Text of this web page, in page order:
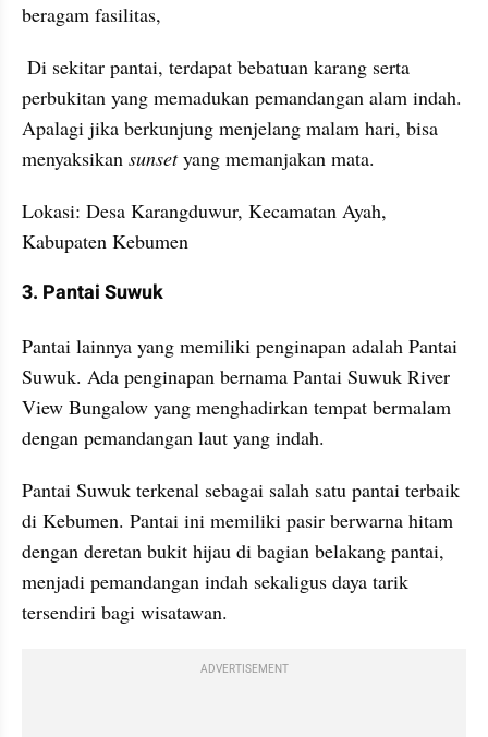
beragam fasilitas,
perbukitan yang memadukan pemandangan alam indah.
Apalagi jika berkunjung menjelang malam hari, bisa
menyaksikan sunset yang memanjakan mata.
Lokasi: Desa Karangduwur, Kecamatan Ayah,
Kabupaten Kebumen
3. Pantai Suwuk
Pantai lainnya yang memiliki penginapan adalah Pantai
Suwuk. Ada penginapan bernama Pantai Suwuk River
View Bungalow yang menghadirkan tempat bermalam
dengan pemandangan laut yang indah.
Pantai Suwuk terkenal sebagai salah satu pantai terbaik
di Kebumen. Pantai ini memiliki pasir berwarna hitam
dengan deretan bukit hijau di bagian belakang pantai,
menjadi pemandangan indah sekaligus daya tarik
tersendiri bagi wisatawan.
ADVERTISEMENT